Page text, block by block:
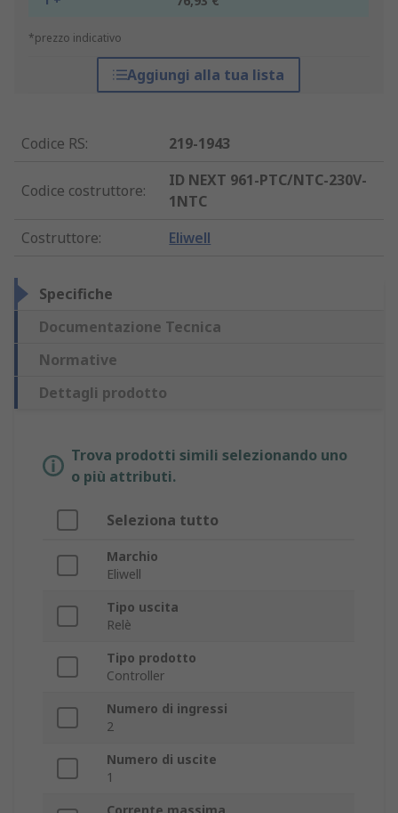
*prezzo indicativo
Aggiungi alla tua lista
Codice RS: 219-1943
Codice costruttore:
ID NEXT 961-PTC/NTC-230V-
1NTC
Costruttore: Eliwell
Specifiche
Documentazione Tecnica
Normative
Dettagli prodotto
Trova prodotti simili selezionando uno
o più attributi.
Seleziona tutto
Marchio
Eliwell
Tipo uscita
Relè
Tipo prodotto
Controller
Numero di ingressi
2
Numero di uscite
1